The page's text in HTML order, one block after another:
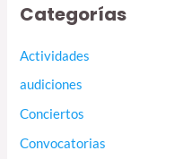
Categorías
Actividades
audiciones
Conciertos
Convocatorias